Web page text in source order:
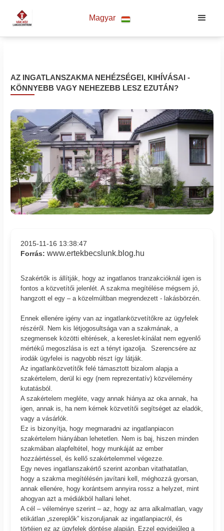
Magyar
AZ INGATLANSZAKMA NEHÉZSÉGEI, KIHÍVÁSAI -
KÖNNYEBB VAGY NEHEZEBB LESZ EZUTÁN?
2015-11-16 13:38:47
Forrás:www.ertekbecslunk.blog.hu
Szakértők is állítják, hogy az ingatlanos tranzakcióknál igen is
fontos a közvetítői jelenlét. A szakma megítélése mégsem jó,
hangzott el egy – a közelmúltban megrendezett - lakásbörzén.
Ennek ellenére igény van az ingatlanközvetítőkre az ügyfelek
részéről. Nem kis létjogosultsága van a szakmának, a
szegmensek közötti eltérések, a kereslet-kínálat nem egyenlő
mértékű megoszlása is ezt a tényt igazolja. Szerencsére az
irodák ügyfelei is nagyobb részt így látják.
Az ingatlanközvetítők felé támasztott bizalom alapja a
szakértelem, derül ki egy (nem reprezentatív) közvélemény
kutatásból.
A szakértelem megléte, vagy annak hiánya az oka annak, ha
igen, annak is, ha nem kérnek közvetítői segítséget az eladók,
vagy a vásárlók.
Ez is bizonyítja, hogy megmaradni az ingatlanpiacon
szakértelem hiányában lehetetlen. Nem is baj, hiszen minden
szakmában alapfeltétel, hogy munkáját az ember
hozzáértéssel, és kellő szakértelemmel végezze.
Egy neves ingatlanszakértő szerint azonban vitathatatlan,
hogy a szakma megítélésén javítani kell, méghozzá gyorsan,
annak ellenére, hogy korántsem annyira rossz a helyzet, mint
ahogyan azt a médiákból hallani lehet.
A cél – véleménye szerint – az, hogy az arra alkalmatlan, vagy
etikátlan „szereplők” kiszoruljanak az ingatlanpiacról, és
törtéjen ez az ügyfelek döntése alapján. Ezzel egyidejűleg a